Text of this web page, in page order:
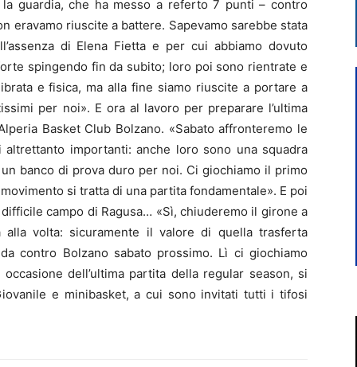
la guardia, che ha messo a referto 7 punti – contro
eravamo riuscite a battere. Sapevamo sarebbe stata
di Elena Fietta e per cui abbiamo dovuto
spingendo fin da subito; loro poi sono rientrate e
e fisica, ma alla fine siamo riuscite a portare a
per noi». E ora al lavoro per preparare l’ultima
Basket Club Bolzano. «Sabato affronteremo le
importanti: anche loro sono una squadra
banco di prova duro per noi. Ci giochiamo il primo
si tratta di una partita fondamentale». E poi
campo di Ragusa… «Sì, chiuderemo il girone a
alla volta: sicuramente il valore di quella trasferta
contro Bolzano sabato prossimo. Lì ci giochiamo
dell’ultima partita della regular season, si
e minibasket, a cui sono invitati tutti i tifosi